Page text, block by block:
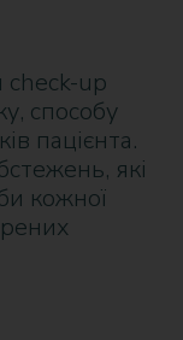
check-up
способу
пацієнта.
які
кожної